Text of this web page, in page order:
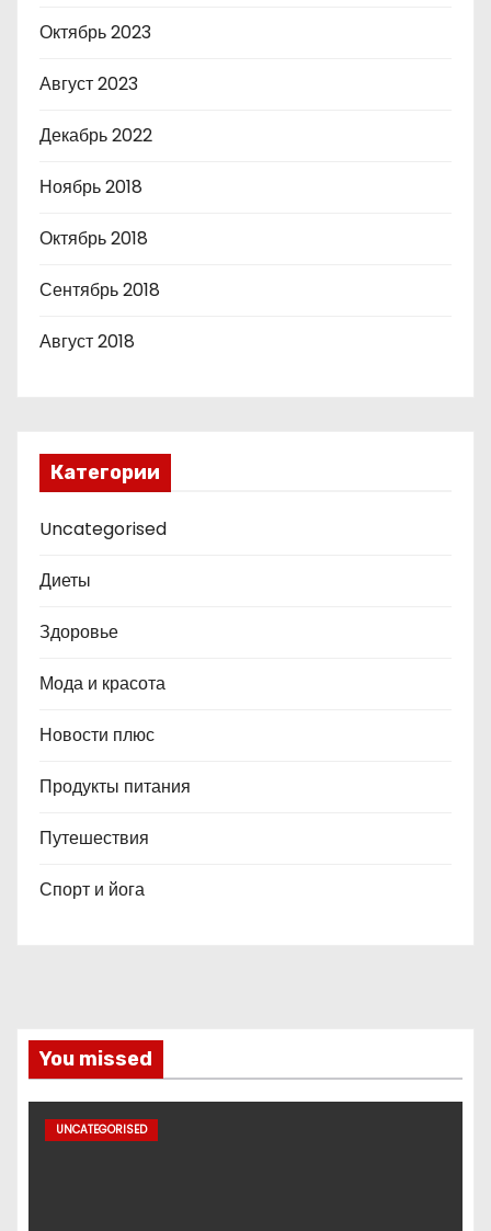
Октябрь 2023
Август 2023
Декабрь 2022
Ноябрь 2018
Октябрь 2018
Сентябрь 2018
Август 2018
Категории
Uncategorised
Диеты
Здоровье
Мода и красота
Новости плюс
Продукты питания
Путешествия
Спорт и йога
You missed
UNCATEGORISED